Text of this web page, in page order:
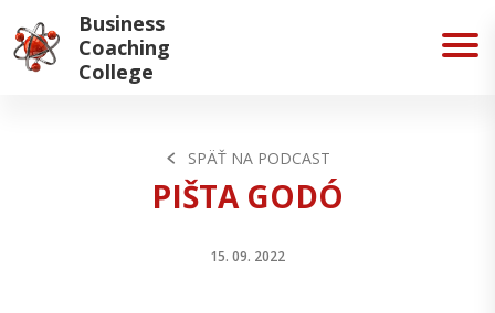
Business
Coaching
College
SPÄŤ NA PODCAST
PIŠTA GODÓ
15. 09. 2022